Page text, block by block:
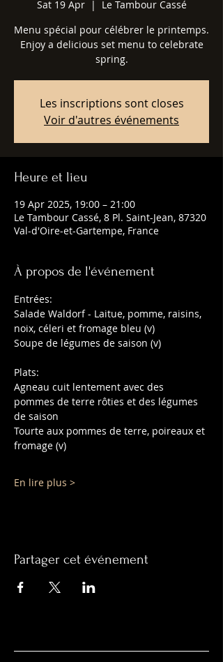
Sat 19 Apr
  |
Le Tambour Cassé
Menu spécial pour célébrer le printemps.
Enjoy a delicious set menu to celebrate
spring.
Les inscriptions sont closes
Voir d'autres événements
Heure et lieu
19 Apr 2025, 19:00 – 21:00
Le Tambour Cassé, 8 Pl. Saint-Jean, 87320
Val-d'Oire-et-Gartempe, France
À propos de l'événement
Entrées:
Salade Waldorf - Laitue, pomme, raisins,
noix, céleri et fromage bleu (v)
Soupe de légumes de saison (v)
Plats:
Agneau cuit lentement avec des
pommes de terre rôties et des légumes
de saison
Tourte aux pommes de terre, poireaux et
fromage (v)
En lire plus >
Partager cet événement